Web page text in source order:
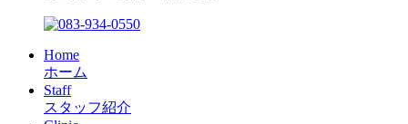
Home
ホーム
Staff
スタッフ紹介